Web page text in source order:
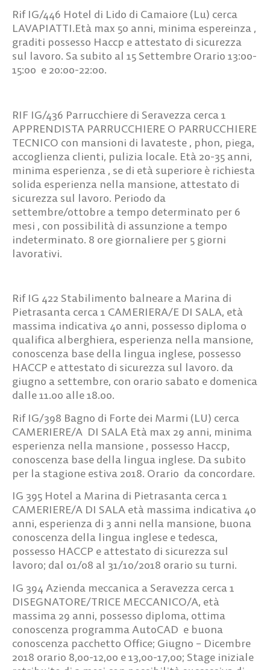
Rif IG/446 Hotel di Lido di Camaiore (Lu) cerca
LAVAPIATTI.Età max 50 anni, minima espereinza ,
graditi possesso Haccp e attestato di sicurezza
sul lavoro. Sa subito al 15 Settembre Orario 13:00-
15:00 e 20:00-22:00.
RIF IG/436 Parrucchiere di Seravezza cerca1
APPRENDISTA PARRUCCHIERE O PARRUCCHIERE
TECNICO con mansioni di lavateste , phon, piega,
accoglienza clienti, pulizia locale. Età 20-35 anni,
minima esperienza , se di età superiore è richiesta
solida esperienza nella mansione, attestato di
sicurezza sul lavoro. Periodo da
settembre/ottobre a tempo determinato per 6
mesi , con possibilità di assunzione a tempo
indeterminato. 8 ore giornaliere per 5 giorni
lavorativi.
Rif IG 422 Stabilimento balneare a Marina di
Pietrasanta cerca1 CAMERIERA/E DI SALA, età
massima indicativa 40 anni, possesso diploma o
qualifica alberghiera, esperienza nella mansione,
conoscenza base della lingua inglese, possesso
HACCP e attestato di sicurezza sul lavoro. da
giugno a settembre, con orario sabato e domenica
dalle 11.00 alle 18.00.
Rif IG/398 Bagno di Forte dei Marmi (LU) cerca
CAMERIERE/A DI SALA Età max 29 anni, minima
esperienza nella mansione , possesso Haccp,
conoscenza base della lingua inglese. Da subito
per la stagione estiva 2018. Orario da concordare.
IG 395 Hotel a Marina di Pietrasanta cerca1
CAMERIERE/A DI SALA età massima indicativa 40
anni, esperienza di 3 anni nella mansione, buona
conoscenza della lingua inglese e tedesca,
possesso HACCP e attestato di sicurezza sul
lavoro; dal 01/08 al 31/10/2018 orario su turni.
IG 394 Azienda meccanica a Seravezza cerca1
DISEGNATORE/TRICE MECCANICO/A, età
massima 29 anni, possesso diploma, ottima
conoscenza programma AutoCAD e buona
conoscenza pacchetto Office; Giugno – Dicembre
2018 orario 8,00-12,00 e 13,00-17,00; Stage iniziale